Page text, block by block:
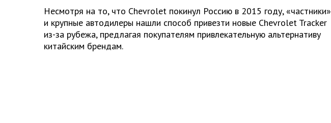
Несмотря на то, что Chevrolet покинул Россию в 2015 году, «частники»
и крупные автодилеры нашли способ привезти новые Chevrolet Tracker
из-за рубежа, предлагая покупателям привлекательную альтернативу
китайским брендам.